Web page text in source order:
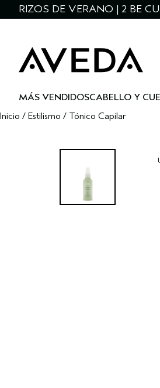
RIZOS DE VERANO | 2 BE
MÁS VENDIDOSCABELLO Y
Inicio / Estilismo / Tónico Capilar